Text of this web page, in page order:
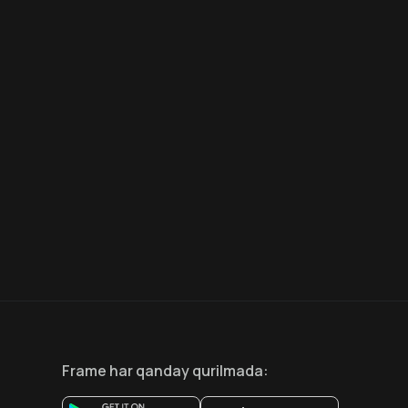
Frame har qanday qurilmada: